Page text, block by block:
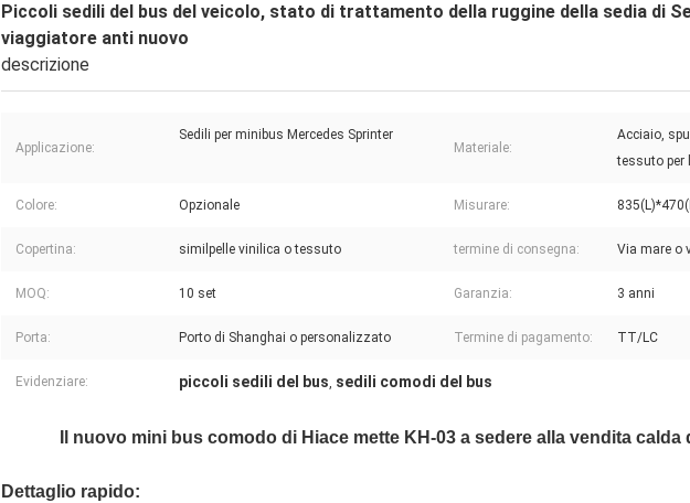
Piccoli sedili del bus del veicolo, stato di trattamento della ruggine della sedia di
viaggiatore anti nuovo
descrizione
Applicazione:
Sedili per minibus Mercedes Sprinter
Materiale:
Acciaio,
tessuto per
Colore: Opzionale Misurare:
Copertina: similpelle vinilica o tessuto termine di consegna: Via mare o
MOQ: 10 set Garanzia: 3 anni
Porta: Porto di Shanghai o personalizzato Termine di pagamento: TT/LC
Evidenziare: piccoli sedili del bus, sedili comodi del bus
Il nuovo mini bus comodo di Hiace mette KH-03 a sedere alla vendita calda
Dettaglio rapido: